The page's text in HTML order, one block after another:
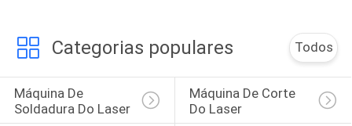
Categorias populares Todos
Máquina De
Soldadura Do Laser
Máquina De Corte
Do Laser